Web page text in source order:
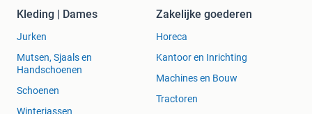
Kleding | Dames
Jurken
Mutsen, Sjaals en
Handschoenen
Schoenen
Winterjassen
Zakelijke goederen
Horeca
Kantoor en Inrichting
Machines en Bouw
Tractoren